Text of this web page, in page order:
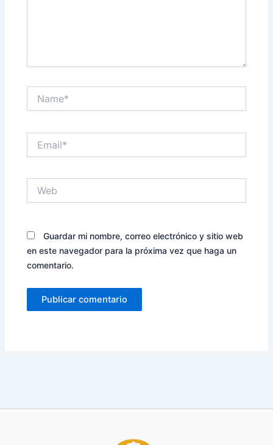
Guardar mi nombre, correo electrónico y sitio web
en este navegador para la próxima vez que haga un
comentario.